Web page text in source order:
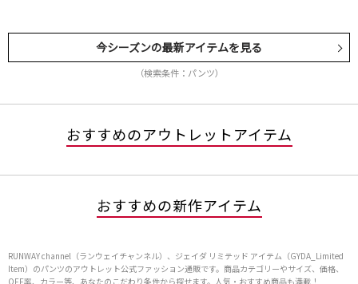
今シーズンの最新アイテムを見る
（検索条件：パンツ）
おすすめのアウトレットアイテム
おすすめの新作アイテム
RUNWAY channel（ランウェイチャンネル）、ジェイダ リミテッド アイテム（GYDA_Limited
Item）のパンツのアウトレット公式ファッション通販です。商品カテゴリーやサイズ、価格、
OFF率、カラー等、あなたのこだわり条件から探せます。人気・おすすめ商品も満載！